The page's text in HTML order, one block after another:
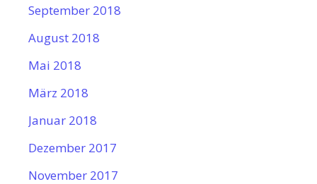
September 2018
August 2018
Mai 2018
März 2018
Januar 2018
Dezember 2017
November 2017